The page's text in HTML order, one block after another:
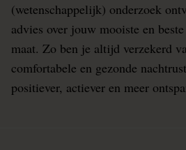
(wetenschappelijk) onderzoek
advies over jouw mooiste en
maat. Zo ben je altijd verzekerd
comfortabele en gezonde
positiever, actiever en meer